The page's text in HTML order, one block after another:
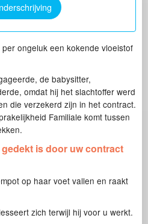
ongeluk een kokende vloeistof
de babysitter,
omdat hij het slachtoffer werd
die verzekerd zijn in het contract.
Familiale komt tussen
is door uw contract
op haar voet vallen en raakt
zich terwijl hij voor u werkt.